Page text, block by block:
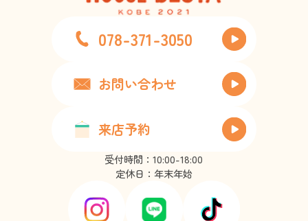
078-371-3050
お問い合わせ
来店予約
受付時間：10:00-18:00
定休日：年末年始